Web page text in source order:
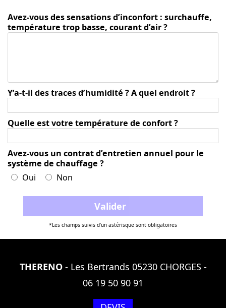
Avez-vous des sensations d’inconfort : surchauffe,
température trop basse, courant d’air ?
Y’a-t-il des traces d’humidité ? A quel endroit ?
Quelle est votre température de confort ?
Avez-vous un contrat d’entretien annuel pour le
système de chauffage ?
Oui
Non
*Les champs suivis d'un astérisque sont obligatoires
THERENO- Les Bertrands 05230 CHORGES -
06 19 50 90 91